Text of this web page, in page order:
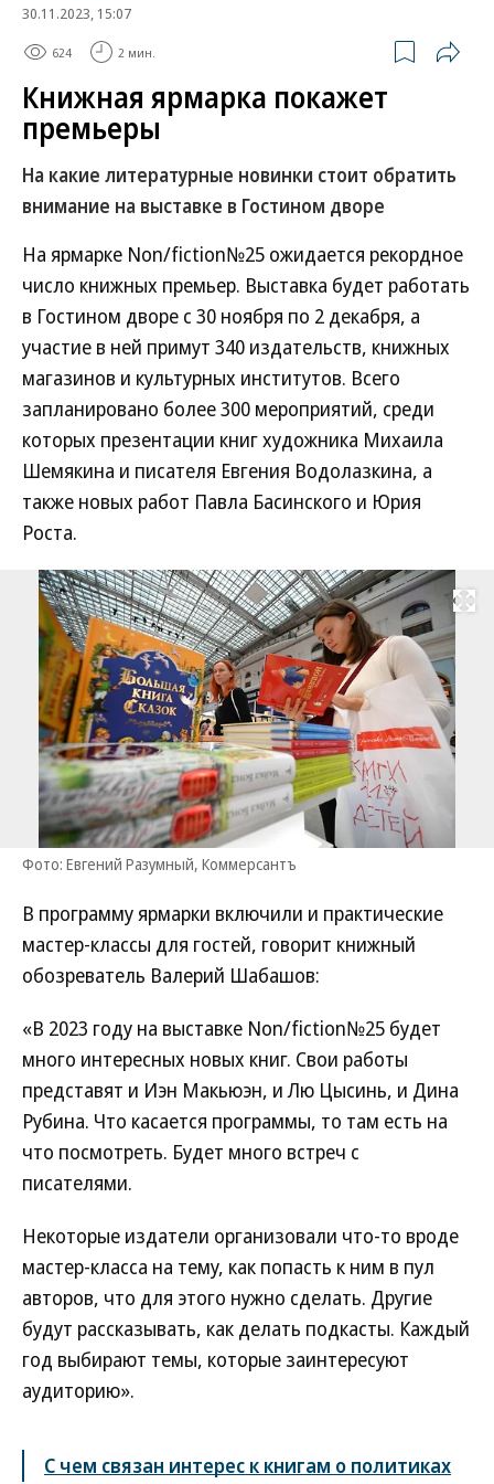
30.11.2023, 15:07
624 2 мин.
Книжная ярмарка покажет
премьеры
На какие литературные новинки стоит обратить
внимание на выставке в Гостином дворе
На ярмарке Non/fiction№25 ожидается рекордное
число книжных премьер. Выставка будет работать
в Гостином дворе с 30 ноября по 2 декабря, а
участие в ней примут 340 издательств, книжных
магазинов и культурных институтов. Всего
запланировано более 300 мероприятий, среди
которых презентации книг художника Михаила
Шемякина и писателя Евгения Водолазкина, а
также новых работ Павла Басинского и Юрия
Роста.
Развернуть
Фото: Евгений Разумный, Коммерсантъ
В программу ярмарки включили и практические
мастер-классы для гостей, говорит книжный
обозреватель Валерий Шабашов:
«В 2023 году на выставке Non/fiction№25 будет
много интересных новых книг. Свои работы
представят и Иэн Макьюэн, и Лю Цысинь, и Дина
Рубина. Что касается программы, то там есть на
что посмотреть. Будет много встреч с
писателями.
Некоторые издатели организовали что-то вроде
мастер-класса на тему, как попасть к ним в пул
авторов, что для этого нужно сделать. Другие
будут рассказывать, как делать подкасты. Каждый
год выбирают темы, которые заинтересуют
аудиторию».
С чем связан интерес к книгам о политиках